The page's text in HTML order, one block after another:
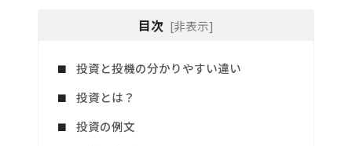
目次 [非表示]
投資と投機の分かりやすい違い
投資とは？
投資の例文